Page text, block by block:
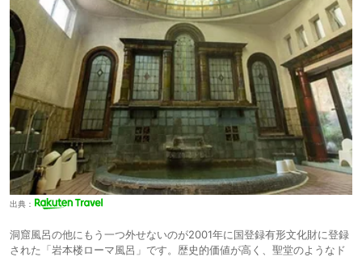
出典：
洞窟風呂の他にもう一つ外せないのが2001年に国登録有形文化財に登録
された「岩本楼ローマ風呂」です。歴史的価値が高く、聖堂のようなド